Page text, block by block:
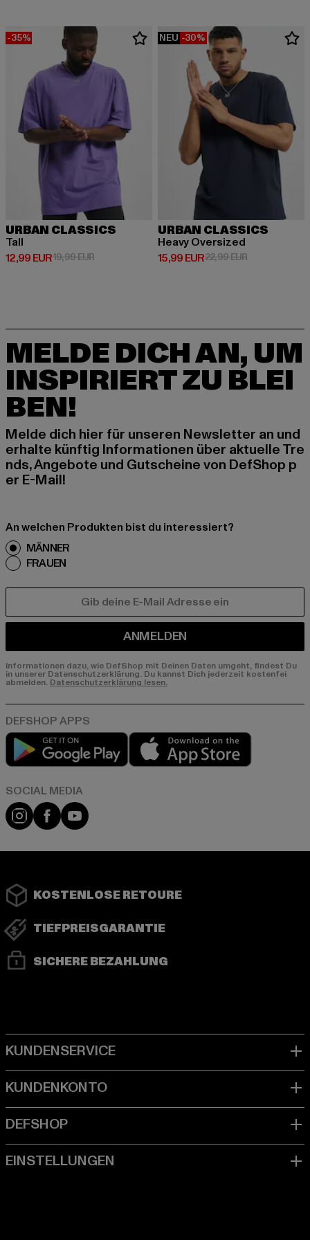
-35%
URBAN CLASSICS
Tall
12,99 EUR
Derzeitiger Preis: 12,99 EUR
19,99 EURAktionspreis: 19,99 EUR
NEU -30%
URBAN CLASSICS
Heavy Oversized
15,99 EUR
Derzeitiger Preis: 15,99 EUR
22,99 EURAktionspreis:
MELDE DICH AN, UM
INSPIRIERT ZU BLEI
BEN!
Melde dich hier für unseren Newsletter an und
erhalte künftig Informationen über aktuelle Tre
nds, Angebote und Gutscheine von DefShop p
er E-Mail!
An welchen Produkten bist du interessiert?
MÄNNER
FRAUEN
ANMELDEN
Informationen dazu, wie DefShop mit Deinen Daten umgeht, findest Du
in unserer Datenschutzerklärung. Du kannst Dich jederzeit kostenfei
abmelden. Datenschutzerklärung lesen.
Play market
Instagram
FacebookYouTube
KOSTENLOSE RETOURE
TIEFPREISGARANTIE
SICHERE BEZAHLUNG